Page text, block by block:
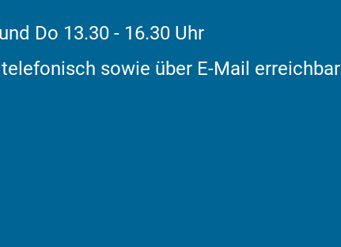
Do 13.30 - 16.30 Uhr
sowie über E-Mail erreichbar